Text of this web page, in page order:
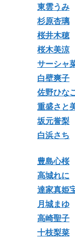
東雲うみ
杉原杏璃
桜井木穂
桜木美涼
サーシャ
白壁爽子
佐野ひなこ
重盛さと
坂元誉梨
白浜さち
豊島心桜
高城れに
達家真姫
月城まゆ
高崎聖子
十枝梨菜